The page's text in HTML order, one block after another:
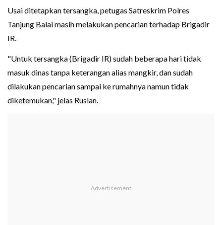
Usai ditetapkan tersangka, petugas Satreskrim Polres
Tanjung Balai masih melakukan pencarian terhadap Brigadir
IR.
"Untuk tersangka (Brigadir IR) sudah beberapa hari tidak
masuk dinas tanpa keterangan alias mangkir, dan sudah
dilakukan pencarian sampai ke rumahnya namun tidak
diketemukan," jelas Ruslan.